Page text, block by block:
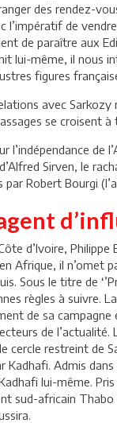
des rendez-
l’impératif de
de paraître aux
lui-même, il nous
figures
avec
se croisent à
l’indépendance de
Sirven, le
Robert Bourgi
d’Ivoire,
Afrique, il n’omet
Sous le titre de
règles à suivre.
de sa
de l’actualité.
cercle restreint de
Admis
lui-même.
sud-africain